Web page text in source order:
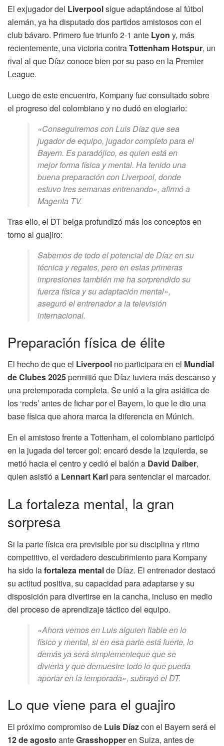
El exjugador del Liverpoolsigue adaptándose al fútbol
alemán, ya ha disputado dos partidos amistosos con el
club bávaro. Primero fue triunfo 2-1 ante Lyon y, más
recientemente, una victoria contraTottenham Hotspur, un
rival al que Díaz conoce bien por su paso en la Premier
League.
Luego de este encuentro, Kompany fue consultado sobre
el progreso del colombiano y no dudó en elogiarlo:
«Conseguiremos con Luis Díaz que sea
jugador de equipo, jugador completo para el
Bayern. Es paradójico, es quien está en
mejor forma física y mental. Ha tenido una
buena preparación con Liverpool, donde
estuvo tres semanas entrenando», afirmó a
Magenta TV.
Tras ello, el DT belga profundizó más los conceptos en
torno al guajiro:
Sabemos de todo el potencial de Díaz en su
técnica y regates, pero en estas primeras
impresiones también me ha sorprendido su
fuerza física y su adaptación mental»,
aseguró el entrenador a la televisión
internacional.
Preparación física de élite
El hecho de que el Liverpool no participara en el Mundial
de Clubes 2025permitió que Díaz tuviera más descanso y
una pretemporada completa. Se unió a la gira asiática de
los ‘reds’ antes de fichar por el Bayern, lo que le dio una
base física que ahora marca la diferencia en Múnich.
En el amistoso frente a Tottenham, el colombiano participó
en la jugada del tercer gol: encaró desde la izquierda, se
metió hacia el centro y cedió el balón a David Daiber,
quien asistió a Lennart Karlpara sentenciar el marcador.
La fortaleza mental, la gran
sorpresa
Si la parte física era previsible por su disciplina y ritmo
competitivo, el verdadero descubrimiento para Kompany
ha sido lafortaleza mentalde Díaz. El entrenador destacó
su actitud positiva, su capacidad para adaptarse y su
disposición para divertirse en la cancha, incluso en medio
del proceso de aprendizaje táctico del equipo.
«Ahora vemos en Luis alguien fiable en lo
físico y mental, si en esa parte está fuerte, lo
demás ya será simplementeque que se
divierta y que demuestre todo lo que pueda
aportar en la temporada», subrayó el DT.
Lo que viene para el guajiro
El próximo compromiso de Luis Díazcon el Bayern será el
12 de agosto anteGrasshopperen Suiza, antes de